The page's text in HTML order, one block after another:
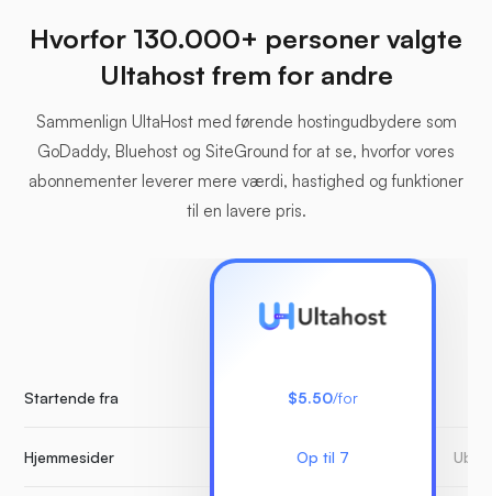
Hvorfor 130.000+ personer valgte
Ultahost frem for andre
Sammenlign UltaHost med førende hostingudbydere som
GoDaddy, Bluehost og SiteGround for at se, hvorfor vores
abonnementer leverer mere værdi, hastighed og funktioner
til en lavere pris.
Startende fra
Hjemmesider
$5.50/for
Op til 7